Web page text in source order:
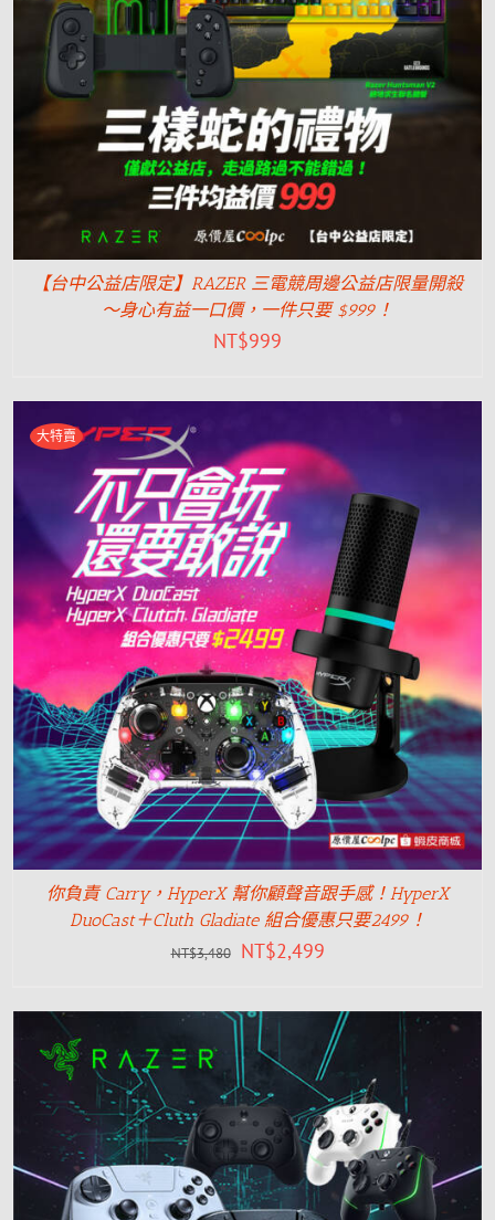
【台中公益店限定】RAZER 三電競周邊公益店限量開殺
～身心有益一口價，一件只要 $999！
NT$999
大特賣
你負責 Carry，HyperX 幫你顧聲音跟手感！HyperX
DuoCast＋Cluth Gladiate 組合優惠只要2499！
NT$3,480 NT$2,499